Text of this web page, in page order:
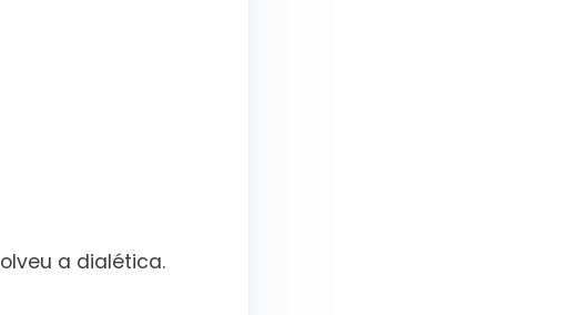
a dialética.